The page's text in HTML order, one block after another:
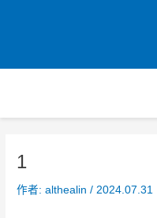
1
作者:althealin/ 2024.07.31